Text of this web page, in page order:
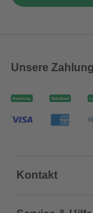
Unsere
Kontakt